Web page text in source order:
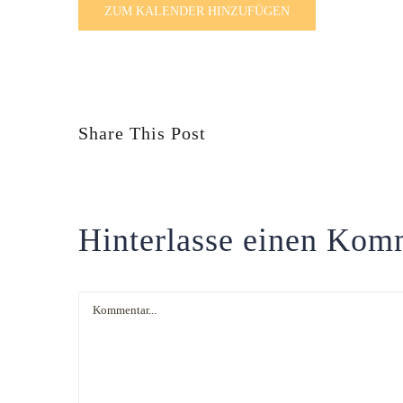
ZUM KALENDER HINZUFÜGEN
Share This Post
Hinterlasse einen
Kommentar